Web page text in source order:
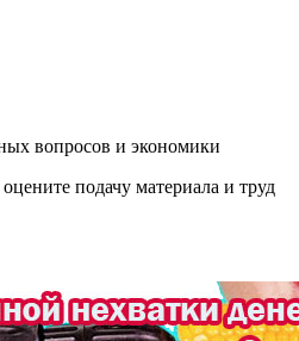
вопросов и экономики
подачу материала и труд